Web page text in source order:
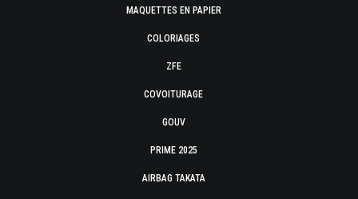
MAQUETTES EN PAPIER
COLORIAGES
ZFE
COVOITURAGE
GOUV
PRIME 2025
AIRBAG TAKATA